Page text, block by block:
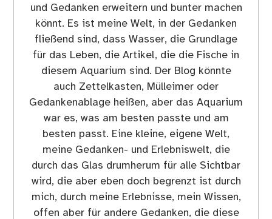
und Gedanken erweitern und bunter machen
könnt. Es ist meine Welt, in der Gedanken
fließend sind, dass Wasser, die Grundlage
für das Leben, die Artikel, die die Fische in
diesem Aquarium sind. Der Blog könnte
auch Zettelkasten, Mülleimer oder
Gedankenablage heißen, aber das Aquarium
war es, was am besten passte und am
besten passt. Eine kleine, eigene Welt,
meine Gedanken- und Erlebniswelt, die
durch das Glas drumherum für alle Sichtbar
wird, die aber eben doch begrenzt ist durch
mich, durch meine Erlebnisse, mein Wissen,
offen aber für andere Gedanken, die diese